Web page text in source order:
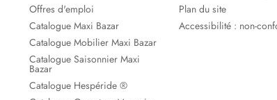
Offres d'emploi
Catalogue Maxi Bazar
Catalogue Mobilier Maxi Bazar
Catalogue Saisonnier Maxi
Bazar
Catalogue Hespéride ®
Plan du site
Accessibilité : non-